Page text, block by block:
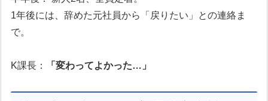
1年後には、辞めた元社員から「戻りたい」との連絡ま
で。
K課長： 「変わってよかった…」